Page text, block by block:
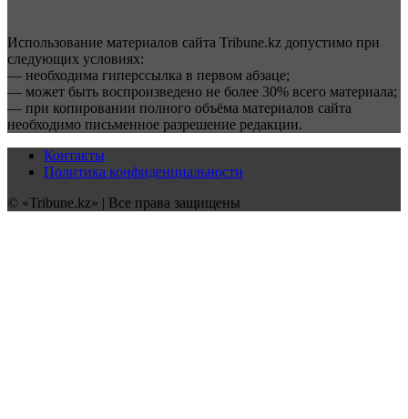
Использование материалов сайта Tribune.kz допустимо при
следующих условиях:
— необходима гиперссылка в первом абзаце;
— может быть воспроизведено не более 30% всего материала;
— при копировании полного объёма материалов сайта
необходимо письменное разрешение редакции.
Контакты
Политика конфиденциальности
© «Tribune.kz» | Все права защищены